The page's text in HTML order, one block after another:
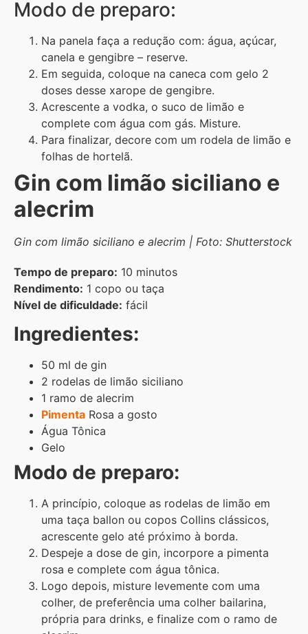
Modo de preparo:
Na panela faça a redução com: água, açúcar,
canela e gengibre – reserve.
Em seguida, coloque na caneca com gelo 2
doses desse xarope de gengibre.
Acrescente a vodka, o suco de limão e
complete com água com gás. Misture.
Para finalizar, decore com um rodela de limão e
folhas de hortelã.
Gin com limão siciliano e
alecrim
Gin com limão siciliano e alecrim | Foto: Shutterstock
Tempo de preparo: 10 minutos
Rendimento: 1 copo ou taça
Nível de dificuldade: fácil
Ingredientes:
50 ml de gin
2 rodelas de limão siciliano
1 ramo de alecrim
Pimenta Rosa a gosto
Água Tônica
Gelo
Modo de preparo:
A princípio, coloque as rodelas de limão em
uma taça ballon ou copos Collins clássicos,
acrescente gelo até próximo à borda.
Despeje a dose de gin, incorpore a pimenta
rosa e complete com água tônica.
Logo depois, misture levemente com uma
colher, de preferência uma colher bailarina,
própria para drinks, e finalize com o ramo de